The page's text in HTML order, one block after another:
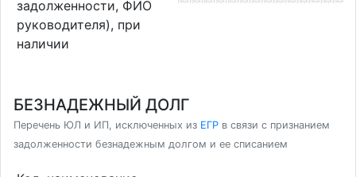
задолженности, ФИО
руководителя), при
наличии
БЕЗНАДЕЖНЫЙ ДОЛГ
Перечень ЮЛ и ИП, исключенных из ЕГР в связи с признанием
задолженности безнадежным долгом и ее списанием